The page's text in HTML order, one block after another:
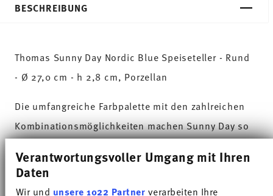
Verantwortungsvoller Umgang mit Ihren
Daten
Wir und unsere 1022 Partnerverarbeiten Ihre
BESCHREIBUNG
Thomas Sunny Day Nordic Blue Speiseteller - Rund
- Ø 27,0 cm - h 2,8 cm, Porzellan
Die umfangreiche Farbpalette mit den zahlreichen
Kombinationsmöglichkeiten machen Sunny Day so
verschiedensten Koch- und Küchenwelten. Auf